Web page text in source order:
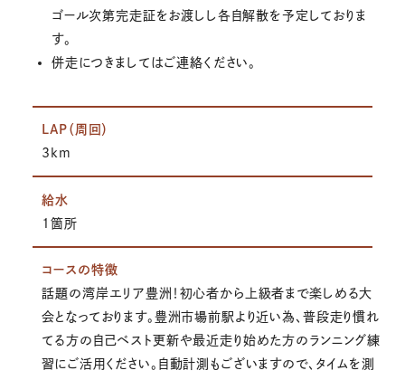
ゴール次第完走証をお渡しし各自解散を予定しておりま
す。
併走につきましてはご連絡ください。
LAP（周回）
3km
給水
1箇所
コースの特徴
話題の湾岸エリア豊洲！初心者から上級者まで楽しめる大
会となっております。豊洲市場前駅より近い為、普段走り慣れ
てる方の自己ベスト更新や最近走り始めた方のランニング練
習にご活用ください。自動計測もございますので、タイムを測